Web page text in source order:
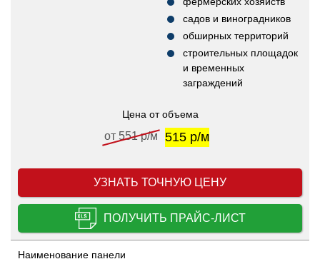
садов и виноградников
обширных территорий
строительных площадок
и временных
заграждений
Цена от объема
от 551 р/м 515 р/м
УЗНАТЬ ТОЧНУЮ ЦЕНУ
ПОЛУЧИТЬ ПРАЙС-ЛИСТ
Наименование панели